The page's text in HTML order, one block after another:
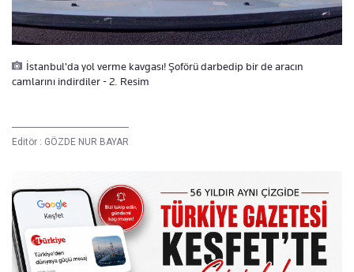
İstanbul'da yol verme kavgası! Şoförü darbedip bir de aracın
camlarını indirdiler - 2. Resim
Editör : GÖZDE NUR BAYAR